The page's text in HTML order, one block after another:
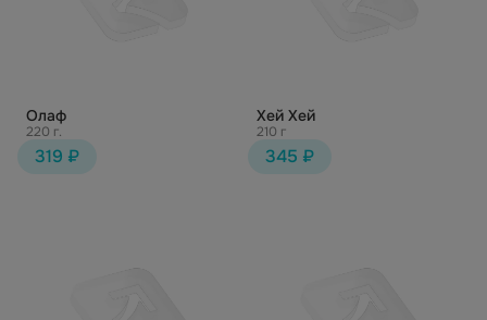
Олаф
220 г.
319 ₽
Хей Хей
210 г
345 ₽